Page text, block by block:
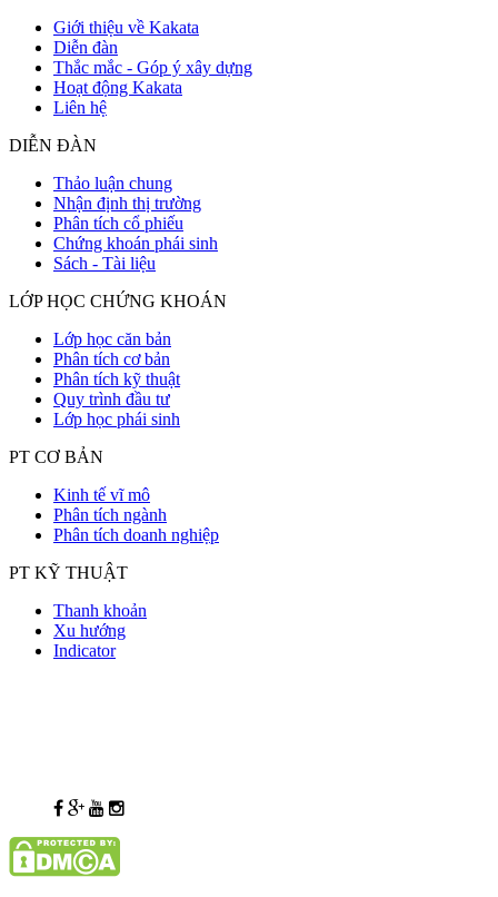
Giới thiệu về Kakata
Diễn đàn
Thắc mắc - Góp ý xây dựng
Hoạt động Kakata
Liên hệ
DIỄN ĐÀN
Thảo luận chung
Nhận định thị trường
Phân tích cổ phiếu
Chứng khoán phái sinh
Sách - Tài liệu
LỚP HỌC CHỨNG KHOÁN
Lớp học căn bản
Phân tích cơ bản
Phân tích kỹ thuật
Quy trình đầu tư
Lớp học phái sinh
PT CƠ BẢN
Kinh tế vĩ mô
Phân tích ngành
Phân tích doanh nghiệp
PT KỸ THUẬT
Thanh khoản
Xu hướng
Indicator